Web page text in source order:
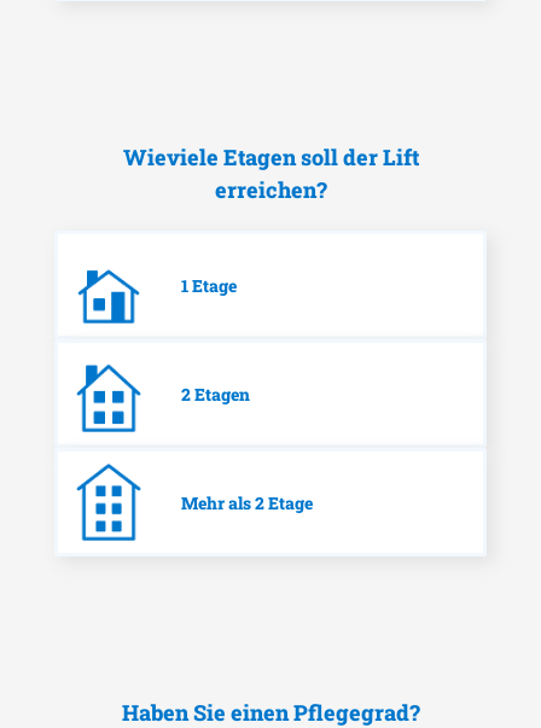
Wieviele Etagen soll der Lift
erreichen?
1 Etage
2 Etagen
Mehr als 2 Etage
Haben Sie einen Pflegegrad?